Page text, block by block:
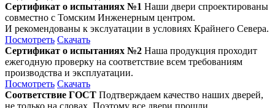
Сертификат о испытаниях №1 Наши двери спроектированы
совместно с Томским Инженерным центром.
И рекомендованы к экслуатации в условиях Крайнего Севера.
Посмотреть Скачать
Сертификат о испытаниях №2 Наша продукция проходит
ежегодную проверку на соответствие всем требованиям
производства и эксплуатации.
Посмотреть Скачать
Соответствие ГОСТ Подтверждаем качество наших дверей,
не только на словах. Поэтому все двери прошли